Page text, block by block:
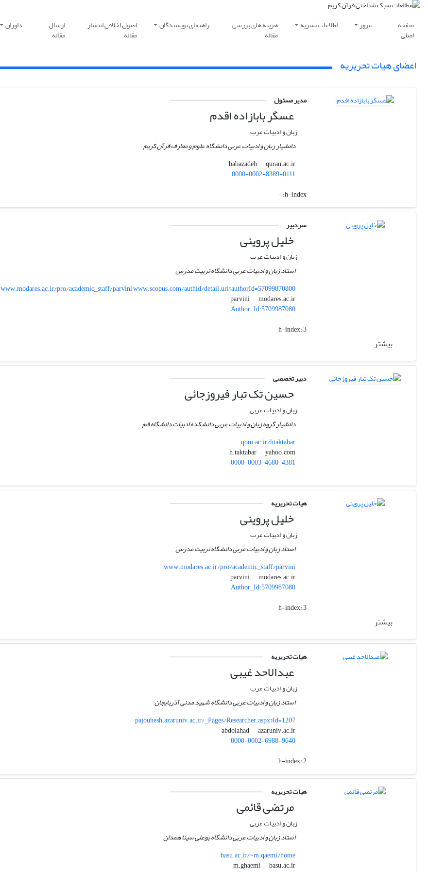
صفحه
اصلی
مرور اطلاعات نشریه هزینه های بررسی
مقاله
راهنمای نویسندگان اصول اخلاقی انتشار
مقاله
ارسال
مقاله
داوران
اعضای هیات تحریریه
مدیر مسئول
عسگر بابازاده اقدم
زبان و ادبیات عرب
دانشیار زبان و ادبیات عربی دانشگاه علوم و معارف قرآن کریم
babazadeh
quran.ac.ir
0000-0002-8389-0111
h-index:
-
سردبیر
خلیل پروینی
زبان و ادبیات عرب
استاد زبان و ادبیات عربی دانشگاه تربیت مدرس
www.modares.ac.ir/pro/academic_staff/parvini www.scopus.com/authid/detail.uri?authorId=57099870800
parvini
modares.ac.ir
Author_Id:5709987080
h-index:3
بیشتر
دبیر تخصصی
حسین تک تبار فیروزجائی
زبان و ادبیات عربی
دانشیار گروه زبان و ادبیات عربی دانشکده ادبیات دانشگاه قم
qom.ac.ir/htaktabar
h.taktabar
yahoo.com
0000-0003-4680-4381
هیات تحریریه
خلیل پروینی
زبان و ادبیات عرب
استاد زبان و ادبیات عربی دانشگاه تربیت مدرس
www.modares.ac.ir/pro/academic_staff/parvini
parvini
modares.ac.ir
Author_Id:5709987080
h-index:3
بیشتر
هیات تحریریه
عبدالاحد غیبی
زبان و ادبیات عرب
استاد زبان و ادبیات عربی دانشگاه شهید مدنی آذربایجان
pajouhesh.azaruniv.ac.ir/_Pages/Researcher.aspx?Id=1207
abdolahad
azaruniv.ac.ir
0000-0002-6988-9640
h-index:2
هیات تحریریه
مرتضی قائمی
زبان و ادبیات عربی
استاد زبان و ادبیات عربی دانشگاه بوعلی سینا همدان
basu.ac.ir/~m.qaemi/home
m.ghaemi
basu.ac.ir